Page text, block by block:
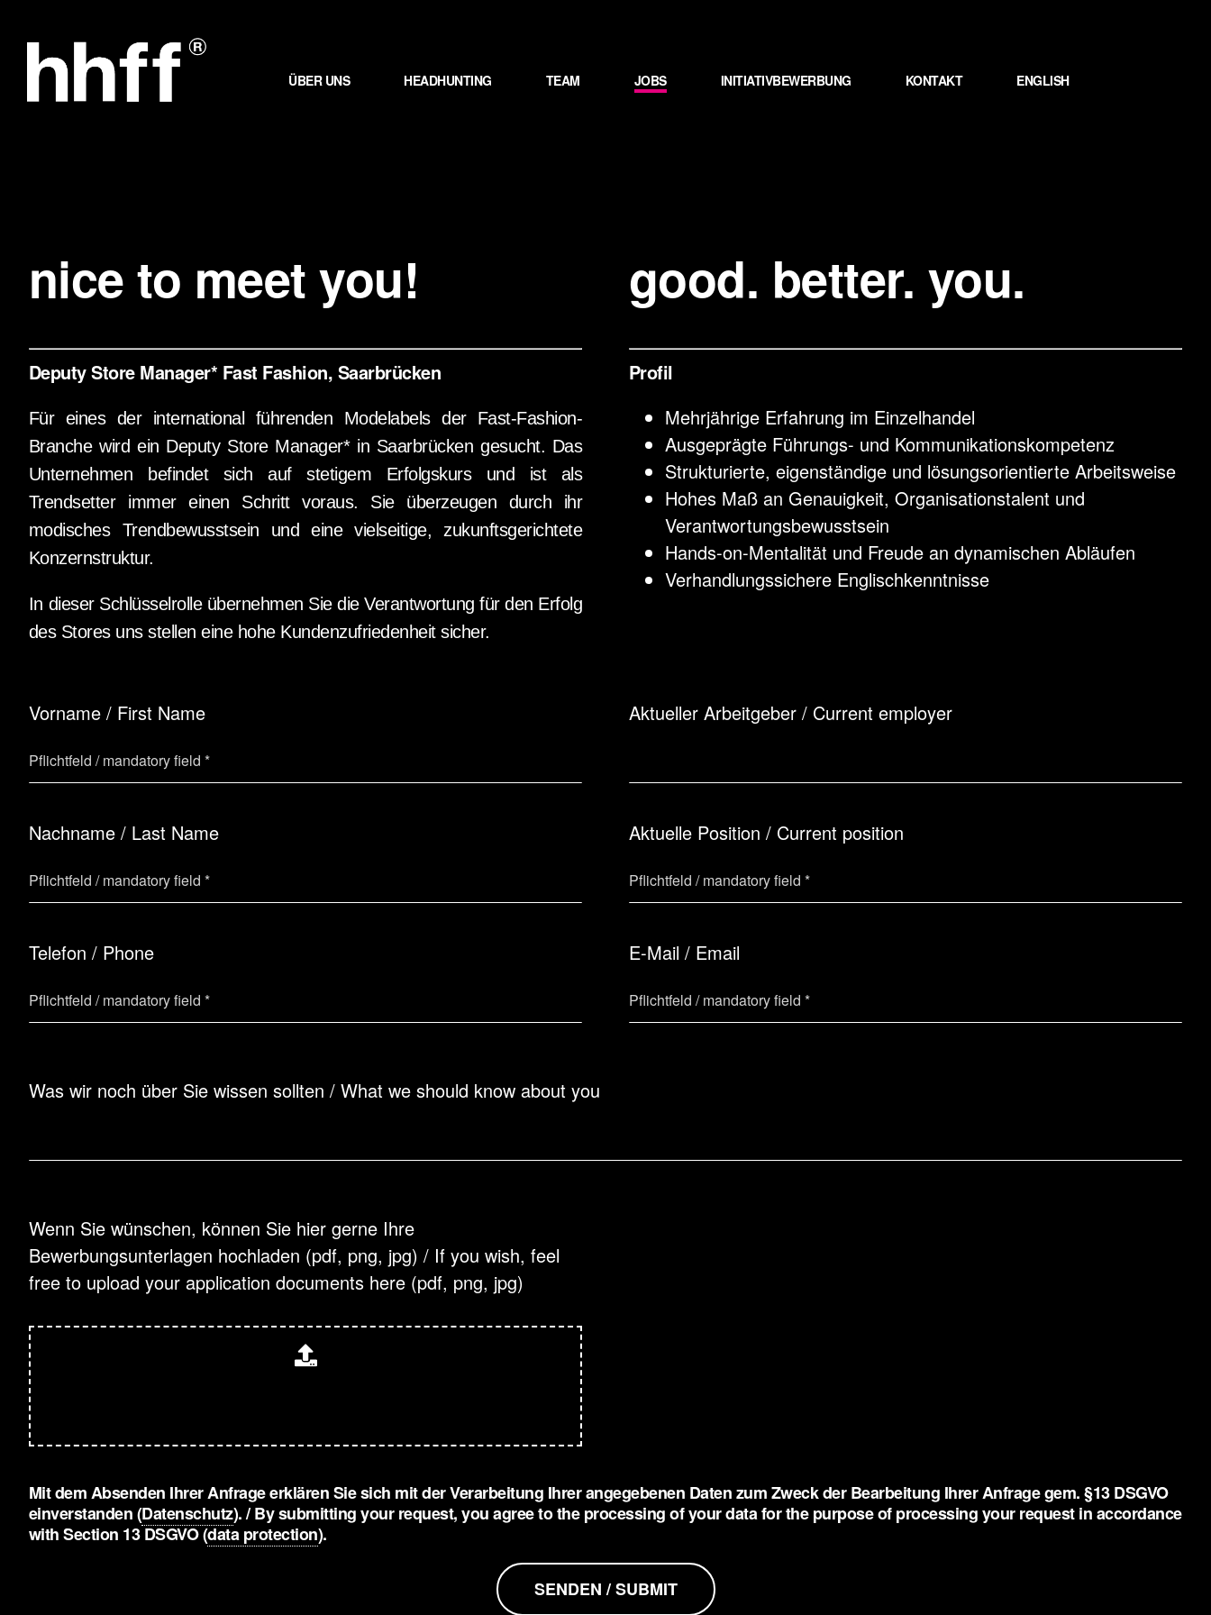
Inhalt
springen
ÜBER UNS HEADHUNTING TEAM JOBS INITIATIVBEWERBUNG KONTAKT ENGLISH
nice to meet you!
Deputy Store Manager* Fast Fashion, Saarbrücken
Für eines der international führenden Modelabels der Fast-Fashion-
Branche wird ein Deputy Store Manager* in Saarbrücken gesucht. Das
Unternehmen befindet sich auf stetigem Erfolgskurs und ist als
Trendsetter immer einen Schritt voraus. Sie überzeugen durch ihr
modisches Trendbewusstsein und eine vielseitige, zukunftsgerichtete
Konzernstruktur.
In dieser Schlüsselrolle übernehmen Sie die Verantwortung für den Erfolg
des Stores uns stellen eine hohe Kundenzufriedenheit sicher.
good. better. you.
Profil
Mehrjährige Erfahrung im Einzelhandel
Ausgeprägte Führungs- und Kommunikationskompetenz
Strukturierte, eigenständige und lösungsorientierte Arbeitsweise
Hohes Maß an Genauigkeit, Organisationstalent und
Verantwortungsbewusstsein
Hands-on-Mentalität und Freude an dynamischen Abläufen
Verhandlungssichere Englischkenntnisse
Vorname / First Name
Nachname / Last Name
Telefon / Phone
Aktueller Arbeitgeber / Current employer
Aktuelle Position / Current position
E-Mail / Email
Was wir noch über Sie wissen sollten / What we should know about you
Wenn Sie wünschen, können Sie hier gerne Ihre
Bewerbungsunterlagen hochladen (pdf, png, jpg) / If you wish, feel
free to upload your application documents here (pdf, png, jpg)
Mit dem Absenden Ihrer Anfrage erklären Sie sich mit der Verarbeitung Ihrer angegebenen Daten zum Zweck der Bearbeitung Ihrer Anfrage gem. §13 DSGVO
einverstanden (Datenschutz). / By submitting your request, you agree to the processing of your data for the purpose of processing your request in accordance
with Section 13 DSGVO (data protection).
SENDEN / SUBMIT